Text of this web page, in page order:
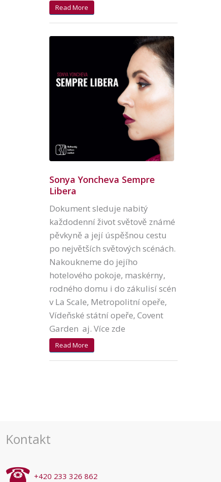
Read More
Sonya Yoncheva Sempre
Libera
Dokument sleduje nabitý
každodenní život světově známé
pěvkyně a její úspěšnou cestu
po největších světových scénách.
Nakoukneme do jejího
hotelového pokoje, maskérny,
rodného domu i do zákulisí scén
v La Scale, Metropolitní opeře,
Vídeňské státní opeře, Covent
Garden aj. Více zde
Read More
Kontakt
+420 233 326 862